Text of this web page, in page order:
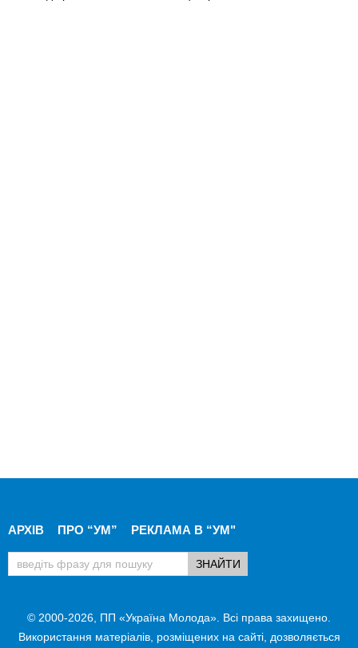
АРХІВ ПРО “УМ” РЕКЛАМА В “УМ"
© 2000-2026, ПП «Україна Молода». Всі права захищено.
Використання матеріалів, розміщених на сайті, дозволяється